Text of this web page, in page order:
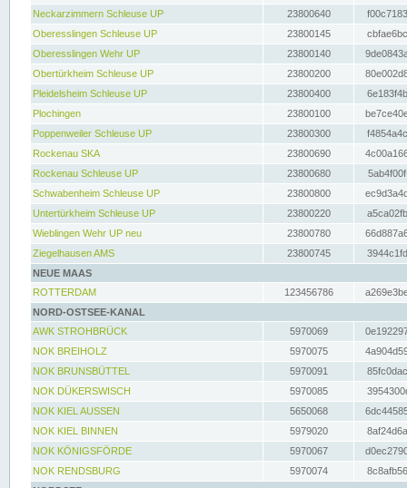
Neckarzimmern Schleuse UP
23800640
Oberesslingen Schleuse UP
23800145
Oberesslingen Wehr UP
23800140
Obertürkheim Schleuse UP
23800200
Pleidelsheim Schleuse UP
23800400
Plochingen
23800100
Poppenweiler Schleuse UP
23800300
Rockenau SKA
23800690
Rockenau Schleuse UP
23800680
Schwabenheim Schleuse UP
23800800
Untertürkheim Schleuse UP
23800220
Wieblingen Wehr UP neu
23800780
Ziegelhausen AMS
23800745
NEUE MAAS
ROTTERDAM
123456786
NORD-OSTSEE-KANAL
AWK STROHBRÜCK
5970069
NOK BREIHOLZ
5970075
NOK BRUNSBÜTTEL
5970091
NOK DÜKERSWISCH
5970085
NOK KIEL AUSSEN
5650068
NOK KIEL BINNEN
5979020
NOK KÖNIGSFÖRDE
5970067
NOK RENDSBURG
5970074